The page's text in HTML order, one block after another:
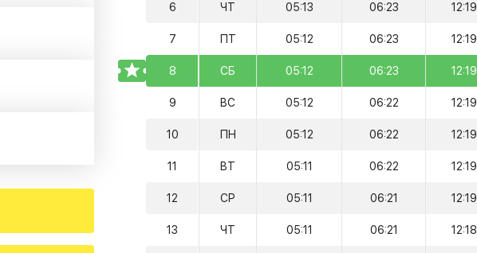
6 ЧТ 05:13 06:23 12:19
7 ПТ 05:12 06:23 12:19
TODAY
8 СБ 05:12 06:23 12:19
9 ВС 05:12 06:22 12:19
10 ПН 05:12 06:22 12:19
11 ВТ 05:11 06:22 12:19
12 СР 05:11 06:21 12:19
13 ЧТ 05:11 06:21 12:18